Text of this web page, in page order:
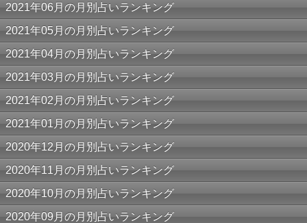
2021年06月の月別占いランキング
2021年05月の月別占いランキング
2021年04月の月別占いランキング
2021年03月の月別占いランキング
2021年02月の月別占いランキング
2021年01月の月別占いランキング
2020年12月の月別占いランキング
2020年11月の月別占いランキング
2020年10月の月別占いランキング
2020年09月の月別占いランキング